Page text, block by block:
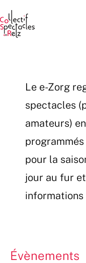
au
contenu
Le e-Zorg
spectacles
amateurs)
programmés
pour la
jour au fur
informations
Évènements